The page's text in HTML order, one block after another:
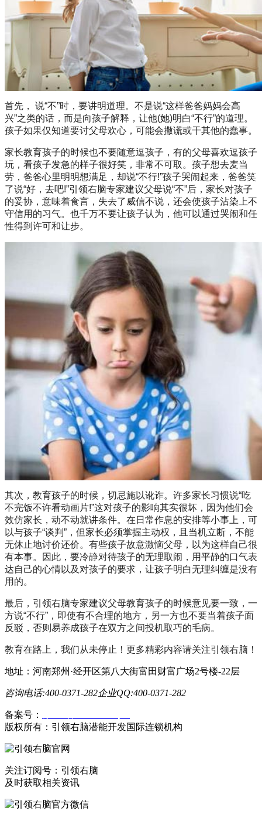
首先， 说“不”时，要讲明道理。不是说“这样爸爸妈妈会高
兴”之类的话，而是向孩子解释，让他(她)明白“不行”的道理。
孩子如果仅知道要讨父母欢心，可能会撒谎或干其他的蠢事。
家长教育孩子的时候也不要随意逗孩子，有的父母喜欢逗孩子
玩，看孩子发急的样子很好笑，非常不可取。孩子想去麦当
劳，爸爸心里明明想满足，却说“不行!”孩子哭闹起来，爸爸笑
了说“好，去吧!”引领右脑专家建议父母说“不”后，家长对孩子
的妥协，意味着食言，失去了威信不说，还会使孩子沾染上不
守信用的习气。也千万不要让孩子认为，他可以通过哭闹和任
性得到许可和让步。
其次，教育孩子的时候，切忌施以讹诈。许多家长习惯说“吃
不完饭不许看动画片!”这对孩子的影响其实很坏，因为他们会
效仿家长，动不动就讲条件。在日常作息的安排等小事上，可
以与孩子“谈判”，但家长必须掌握主动权，且当机立断，不能
无休止地讨价还价。有些孩子故意激恼父母，以为这样自己很
有本事。因此，要冷静对待孩子的无理取闹，用平静的口气表
达自己的心情以及对孩子的要求，让孩子明白无理纠缠是没有
用的。
最后，引领右脑专家建议父母教育孩子的时候意见要一致，一
方说“不行”，即使有不合理的地方，另一方也不要当着孩子面
反驳，否则易养成孩子在双方之间投机取巧的毛病。
教育在路上，我们从未停止！更多精彩内容请关注引领右脑！
地址：河南郑州·经开区第八大街富田财富广场2号楼-22层
咨询电话:400-0371-282企业QQ:400-0371-282
备案号：
版权所有：引领右脑潜能开发国际连锁机构
关注订阅号：引领右脑
及时获取相关资讯